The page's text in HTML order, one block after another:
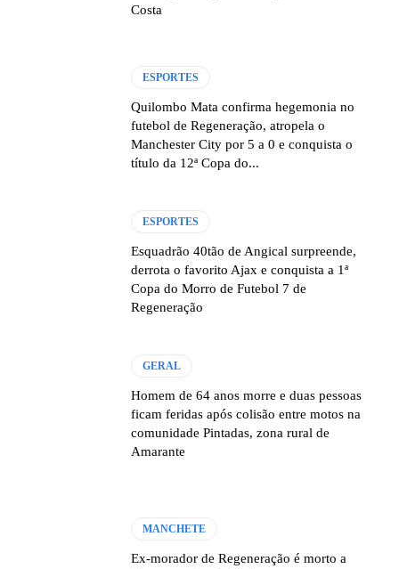
Costa
ESPORTES
Quilombo Mata confirma hegemonia no
futebol de Regeneração, atropela o
Manchester City por 5 a 0 e conquista o
título da 12ª Copa do...
ESPORTES
Esquadrão 40tão de Angical surpreende,
derrota o favorito Ajax e conquista a 1ª
Copa do Morro de Futebol 7 de
Regeneração
GERAL
Homem de 64 anos morre e duas pessoas
ficam feridas após colisão entre motos na
comunidade Pintadas, zona rural de
Amarante
MANCHETE
Ex-morador de Regeneração é morto a